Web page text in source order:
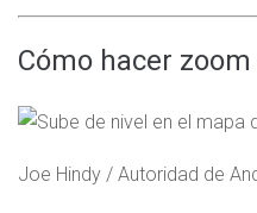
Cómo hacer
Joe Hindy / Autoridad de